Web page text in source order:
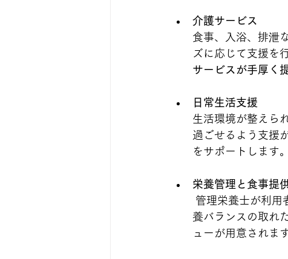
介護サービス
食事、入浴、排泄
ズに応じて支援を
サービスが手厚く
日常生活支援
生活環境が整えら
過ごせるよう支援
をサポートします。
栄養管理と食事提
管理栄養士が利用
養バランスの取れ
ューが用意されます